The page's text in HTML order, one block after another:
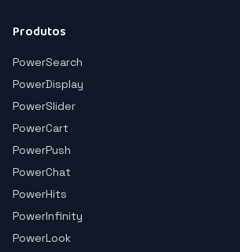
Produtos
PowerSearch
PowerDisplay
PowerSlider
PowerCart
PowerPush
PowerChat
PowerHits
PowerInfinity
PowerLook